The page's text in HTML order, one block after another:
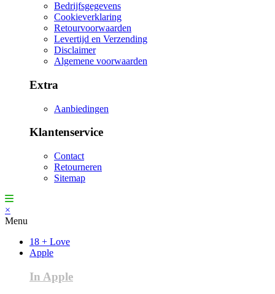
Bedrijfsgegevens
Cookieverklaring
Retourvoorwaarden
Levertijd en Verzending
Disclaimer
Algemene voorwaarden
Extra
Aanbiedingen
Klantenservice
Contact
Retourneren
Sitemap
×
Menu
18 + Love
Apple
In Apple